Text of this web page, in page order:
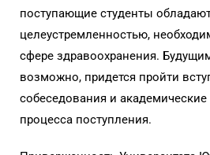
поступающие студенты
целеустремленностью,
сфере здравоохранения.
возможно, придется пройти
собеседования и
процесса поступления.